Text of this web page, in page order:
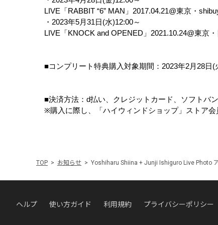
LIVE 「 RABBIT “6” MAN 」 2017.04.21@東京・
・ 2023年5月 31 日 (水)12:00～
LIVE 「 KNOCK and OPENED 」 2021.10.24@東京
■コンプリート特典購入対象期間： 2023年2月 28日 (
■決済方法： d払い、クレジットカード、ソフトバ
※購入に際し、「ハイウィンドショップ」ストア会
TOP お知らせ Yoshiharu Shiina + Junji Ishiguro Live Photo
ヘルプ 使い方ガイド 利用規約 プライバシーポリシー